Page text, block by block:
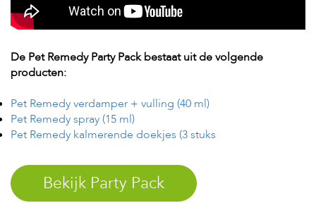
k
e
s
W
e
b
s
h
K
l
De Pet Remedy Party Pack bestaat uit de volgende
producten:
Pet Remedy verdamper + vulling (40 ml)
Pet Remedy spray (15 ml)
Pet Remedy kalmerende doekjes (3 stuks
Bekijk Party Pack